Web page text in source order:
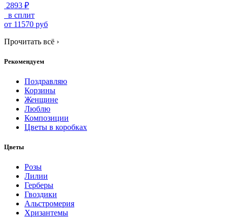
2893 ₽
в сплит
от 11570 руб
Прочитать всё ›
Рекомендуем
Поздравляю
Корзины
Женщине
Люблю
Композиции
Цветы в коробках
Цветы
Розы
Лилии
Герберы
Гвоздики
Альстромерия
Хризантемы